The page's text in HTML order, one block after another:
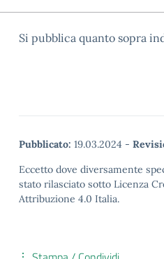
Si pubblica quanto sopra
Pubblicato: 19.03.2024 -
Eccetto dove diversamente
stato rilasciato sotto Licenza
Attribuzione 4.0 Italia.